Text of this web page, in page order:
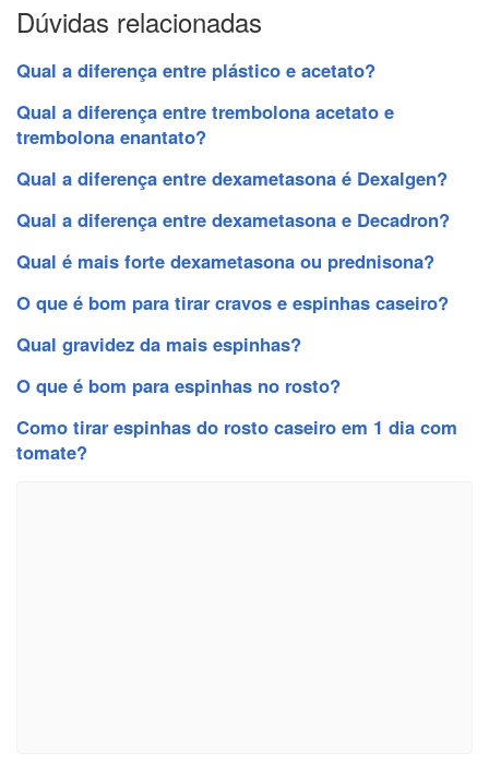
Dúvidas relacionadas
Qual a diferença entre plástico e acetato?
Qual a diferença entre trembolona acetato e
trembolona enantato?
Qual a diferença entre dexametasona é Dexalgen?
Qual a diferença entre dexametasona e Decadron?
Qual é mais forte dexametasona ou prednisona?
O que é bom para tirar cravos e espinhas caseiro?
Qual gravidez da mais espinhas?
O que é bom para espinhas no rosto?
Como tirar espinhas do rosto caseiro em 1 dia com
tomate?